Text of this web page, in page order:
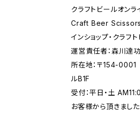
クラフトビールオンラ
Craft Beer Scissors(
インショップ・クラフ
運営責任者：森川達功
所在地：〒154-
ルB1F
受付：平日・土
お客様から頂きまし